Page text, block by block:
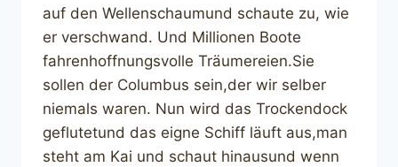
auf den Wellenschaumund schaute zu, wie
er verschwand. Und Millionen Boote
fahrenhoffnungsvolle Träumereien.Sie
sollen der Columbus sein,der wir selber
niemals waren. Nun wird das Trockendock
geflutetund das eigne Schiff läuft aus,man
steht am Kai und schaut hinausund wenn